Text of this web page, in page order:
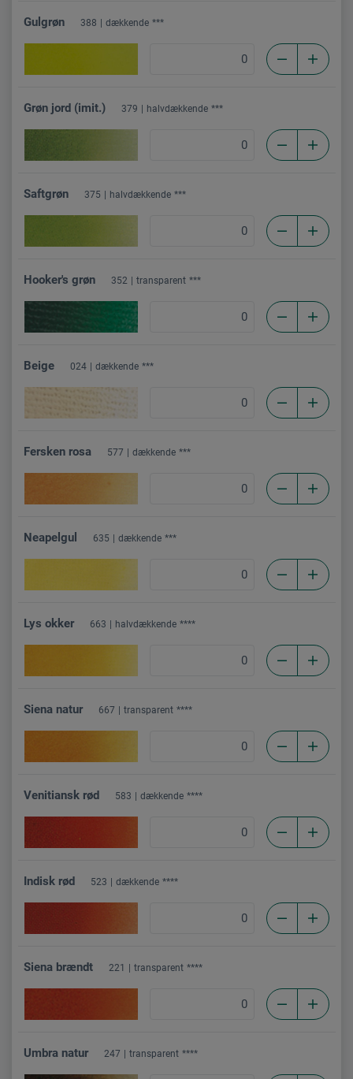
Gulgrøn 388 dækkende ***
Grøn jord (imit.) 379 halvdækkende ***
Saftgrøn 375 halvdækkende ***
Hooker's grøn 352 transparent ***
Beige 024 dækkende ***
Fersken rosa 577 dækkende ***
Neapelgul 635 dækkende ***
Lys okker 663 halvdækkende ****
Siena natur 667 transparent ****
Venitiansk rød 583 dækkende ****
Indisk rød 523 dækkende ****
Siena brændt 221 transparent ****
Umbra natur 247 transparent ****